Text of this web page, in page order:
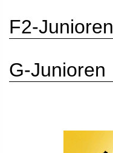
F2-Junioren
G-Junioren